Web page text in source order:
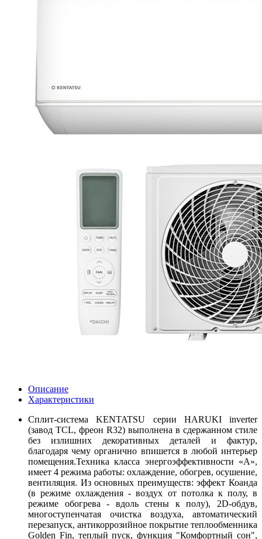
Описание
Характеристики
Сплит-система KENTATSU серии HARUKI inverter
(завод TCL, фреон R32) выполнена в сдержанном стиле
без излишних декоративных деталей и фактур,
благодаря чему органично впишется в любой интерьер
помещения.Техника класса энергоэффективности «А»,
имеет 4 режима работы: охлаждение, обогрев, осушение,
вентиляция. Из основных преимуществ: эффект Коанда
(в режиме охлаждения - воздух от потолка к полу, в
режиме обогрева - вдоль стены к полу), 2D-обдув,
многоступенчатая очистка воздуха, автоматический
перезапуск, антикоррозийное покрытие теплообменника
Golden Fin, теплый пуск, функция "Комфортный сон",